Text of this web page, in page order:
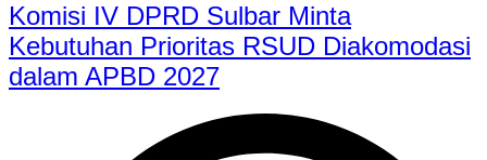
Komisi IV DPRD Sulbar Minta
Kebutuhan Prioritas RSUD Diakomodasi
dalam APBD 2027